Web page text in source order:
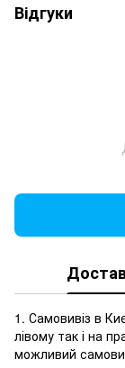
Відгуки
1. Самовивіз в
лівому так і на
можливий